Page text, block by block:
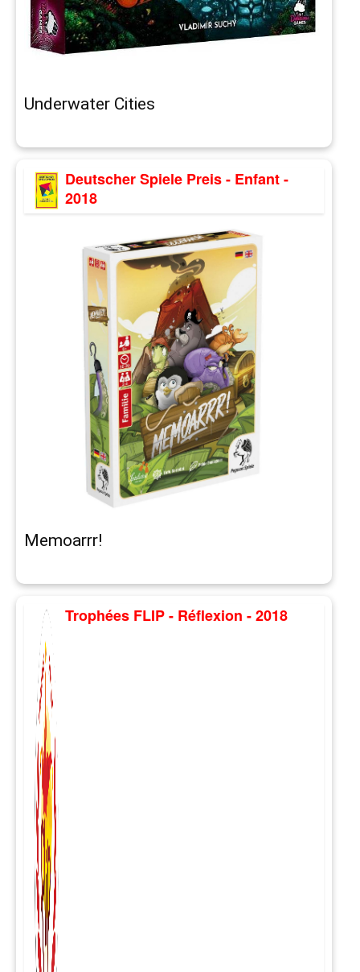
Underwater Cities
Deutscher Spiele Preis - Enfant -
2018
Memoarrr!
Trophées FLIP - Réflexion - 2018